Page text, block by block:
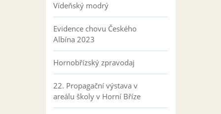
Vídeňský modrý
Evidence chovu Českého
Albína 2023
Hornobřízský zpravodaj
22. Propagační výstava v
areálu školy v Horní Bříze